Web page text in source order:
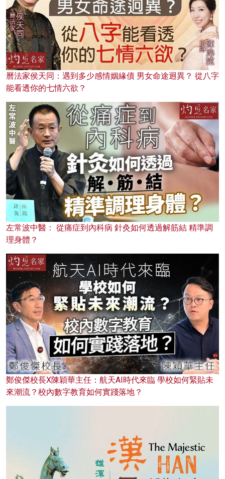
曆法家侯天同：遇到多少感情姻緣債 男女命途迥異？ 從八字
能看透你的七情六欲？
左常波中醫： 從痛症到內科病 針灸如何透過解筋結 精準調
理身體？
鄭俊傑校長X陳穎華主任：航天AI時代來臨 學校如何緊貼未
來潮流？校內數字教育如何實踐落地？